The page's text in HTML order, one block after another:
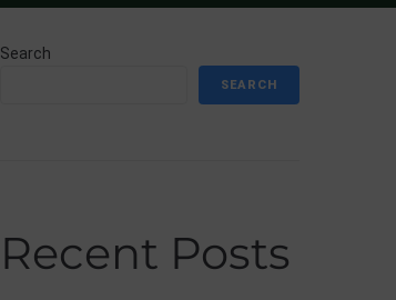
Search
SEARCH
Recent Posts